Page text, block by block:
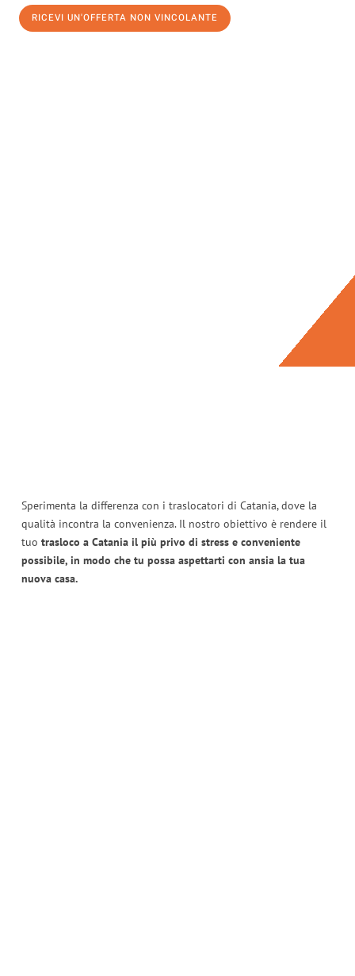
RICEVI UN'OFFERTA NON VINCOLANTE
Sperimenta la differenza con i traslocatori di Catania, dove la
qualità incontra la convenienza. Il nostro obiettivo è rendere il
tuo trasloco a Catania il più privo di stress e conveniente
possibile, in modo che tu possa aspettarti con ansia la tua
nuova casa.